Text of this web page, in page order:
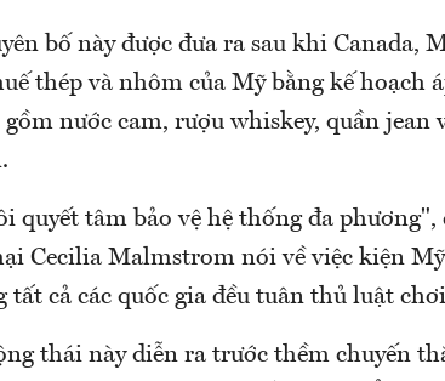
bố này được đưa ra sau khi Canada,
thép và nhôm của Mỹ bằng kế hoạch
nước cam, rượu whiskey, quần jean
quyết tâm bảo vệ hệ thống đa phương",
Cecilia Malmstrom nói về việc kiện
tất cả các quốc gia đều tuân thủ luật
thái này diễn ra trước thềm chuyến